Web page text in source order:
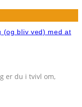
(og bliv ved) med at
er du i tvivl om,